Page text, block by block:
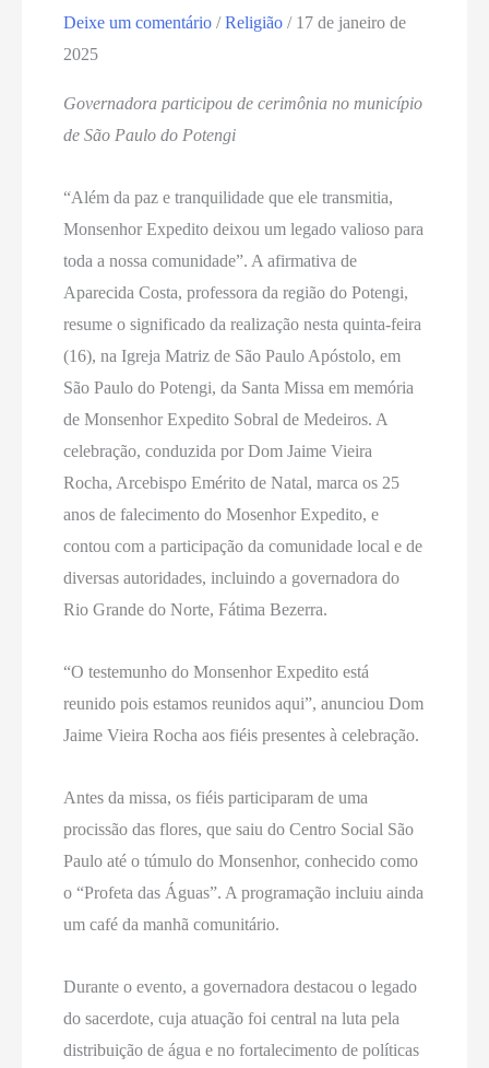
Deixe um comentário /Religião / 17 de janeiro de
2025
Governadora participou de cerimônia no município
de São Paulo do Potengi
“Além da paz e tranquilidade que ele transmitia,
Monsenhor Expedito deixou um legado valioso para
toda a nossa comunidade”. A afirmativa de
Aparecida Costa, professora da região do Potengi,
resume o significado da realização nesta quinta-feira
(16), na Igreja Matriz de São Paulo Apóstolo, em
São Paulo do Potengi, da Santa Missa em memória
de Monsenhor Expedito Sobral de Medeiros. A
celebração, conduzida por Dom Jaime Vieira
Rocha, Arcebispo Emérito de Natal, marca os 25
anos de falecimento do Mosenhor Expedito, e
contou com a participação da comunidade local e de
diversas autoridades, incluindo a governadora do
Rio Grande do Norte, Fátima Bezerra.
“O testemunho do Monsenhor Expedito está
reunido pois estamos reunidos aqui”, anunciou Dom
Jaime Vieira Rocha aos fiéis presentes à celebração.
Antes da missa, os fiéis participaram de uma
procissão das flores, que saiu do Centro Social São
Paulo até o túmulo do Monsenhor, conhecido como
o “Profeta das Águas”. A programação incluiu ainda
um café da manhã comunitário.
Durante o evento, a governadora destacou o legado
do sacerdote, cuja atuação foi central na luta pela
distribuição de água e no fortalecimento de políticas